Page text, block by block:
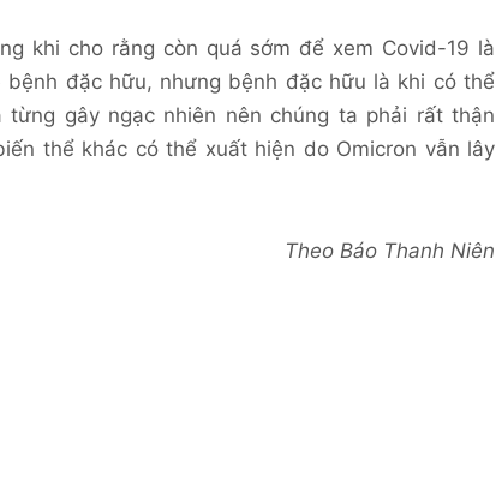
khi cho rằng còn quá sớm để xem Covid-19 là
đặc hữu, nhưng bệnh đặc hữu là khi có thể
gây ngạc nhiên nên chúng ta phải rất thận
thể khác có thể xuất hiện do Omicron vẫn lây
Theo Báo Thanh Niên